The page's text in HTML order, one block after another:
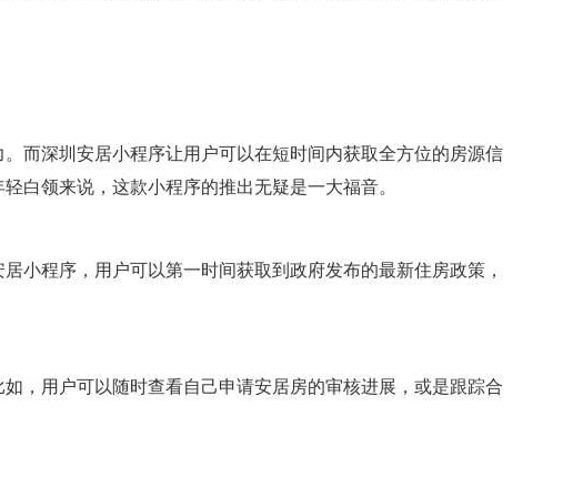
而深圳安居小程序让用户可以在短时间内获取全方位的房源信
白领来说，这款小程序的推出无疑是一大福音。
小程序，用户可以第一时间获取到政府发布的最新住房政策，
，用户可以随时查看自己申请安居房的审核进展，或是跟踪合